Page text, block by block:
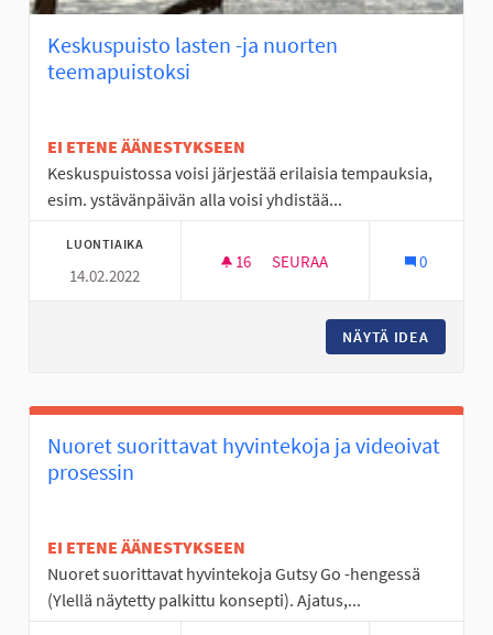
Keskuspuisto lasten -ja nuorten
teemapuistoksi
EI ETENE ÄÄNESTYKSEEN
Keskuspuistossa voisi järjestää erilaisia tempauksia,
esim. ystävänpäivän alla voisi yhdistää...
LUONTIAIKA
14.02.2022
16 16 SEURAAJAA
SEURAA 0
NÄYTÄ IDEA
Nuoret suorittavat hyvintekoja ja videoivat
prosessin
EI ETENE ÄÄNESTYKSEEN
Nuoret suorittavat hyvintekoja Gutsy Go -hengessä
(Ylellä näytetty palkittu konsepti). Ajatus,...